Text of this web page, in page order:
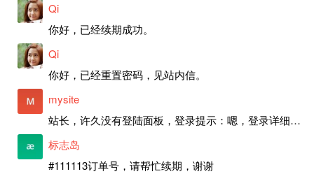
Qi
你好，已经续期成功。
Qi
你好，已经重置密码，见站内信。
mysite
站长，许久没有登陆面板，登录提示：嗯，登录详细信息似乎不正确。请重试。 网站还可以正常使用。如果是密码问题请帮忙重置一下密码。谢谢。订单号：97790，账号：aa20210950。 站长，提交了工单，你回复续期成功，不过我的问题是面部登陆信息有问题，一直是初始密码，现在无法登陆，有时间麻烦排查一下。
标志岛
#111113订单号，请帮忙续期，谢谢